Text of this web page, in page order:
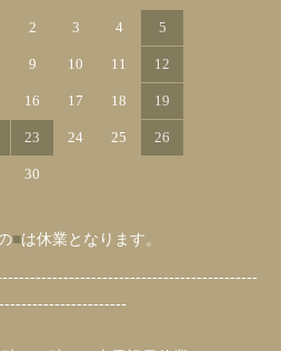
2 3 4 5
9 10 11 12
16 17 18 19
23 24 25 26
30
■は休業となります。